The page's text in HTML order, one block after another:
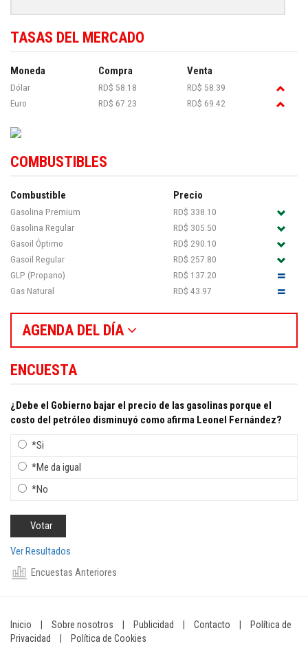
TASAS DEL MERCADO
Moneda Compra Venta
Dólar RD$ 58.18
RD$ 58.39
Euro
RD$ 67.23 RD$ 69.42
COMBUSTIBLES
Combustible Precio
Gasolina Premium
RD$ 338.10
Gasolina Regular
RD$ 305.50
Gasoil Óptimo
RD$ 290.10
Gasoil Regular
RD$ 257.80
GLP (Propano)
RD$ 137.20
Gas Natural
RD$ 43.97
AGENDA DEL DÍA
ENCUESTA
¿Debe el Gobierno bajar el precio de las gasolinas porque el
costo del petróleo disminuyó como afirma Leonel Fernández?
*Si
*Me da igual
*No
Ver Resultados
Encuestas Anteriores
Inicio Sobre nosotros Publicidad Contacto
Política de
Privacidad
Política de Cookies